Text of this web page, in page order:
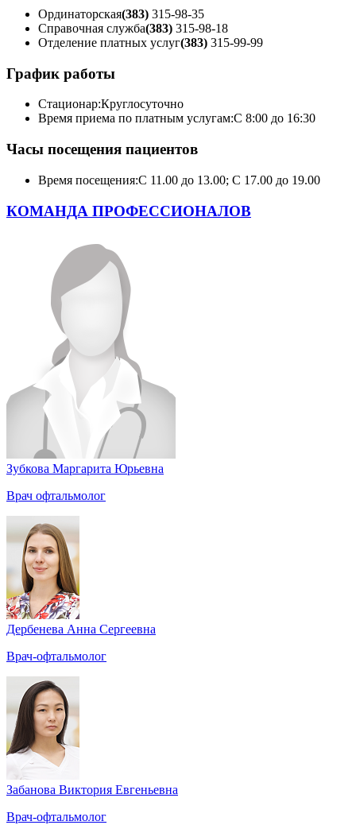
Ординаторская(383) 315-98-35
Справочная служба(383) 315-98-18
Отделение платных услуг(383) 315-99-99
График работы
Стационар:Круглосуточно
Время приема по платным услугам:С 8:00 до 16:30
Часы посещения пациентов
Время посещения:С 11.00 до 13.00; С 17.00 до 19.00
КОМАНДА ПРОФЕССИОНАЛОВ
Зубкова Маргарита Юрьевна
Врач офтальмолог
Дербенева Анна Сергеевна
Врач-офтальмолог
Забанова Виктория Евгеньевна
Врач-офтальмолог